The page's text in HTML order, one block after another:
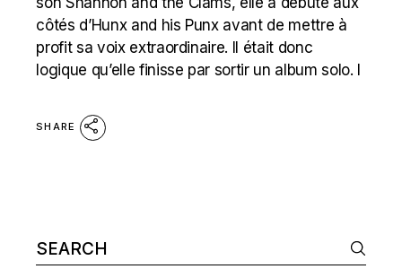
côtés d’Hunx and his Punx avant de mettre à
profit sa voix extraordinaire. ll était donc
logique qu’elle finisse par sortir un album solo. I
SHARE
Search
for: